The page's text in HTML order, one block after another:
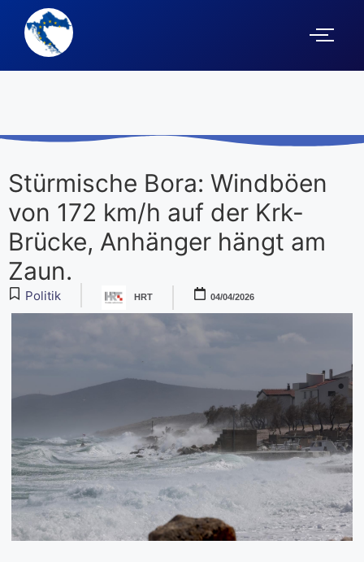
Stürmische Bora: Windböen
von 172 km/h auf der Krk-
Brücke, Anhänger hängt am
Zaun.
Politik HRT 04/04/2026